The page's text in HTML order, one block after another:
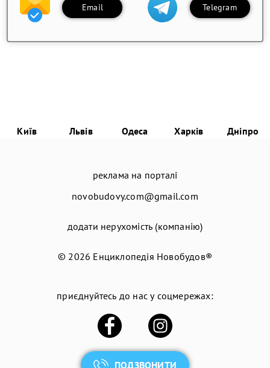
ПОДЗВОНИТИ
Email Telegram
Київ Львів Одеса Харків Дніпро
реклама на порталі
novobudovy.com@gmail.com
додати нерухомість (компанію)
© 2026 Енциклопедія Новобудов®
приєднуйтесь до нас у соцмережах: